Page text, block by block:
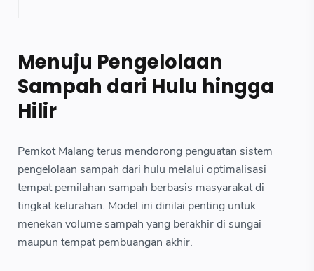
Menuju Pengelolaan
Sampah dari Hulu hingga
Hilir
Pemkot Malang terus mendorong penguatan sistem
pengelolaan sampah dari hulu melalui optimalisasi
tempat pemilahan sampah berbasis masyarakat di
tingkat kelurahan. Model ini dinilai penting untuk
menekan volume sampah yang berakhir di sungai
maupun tempat pembuangan akhir.